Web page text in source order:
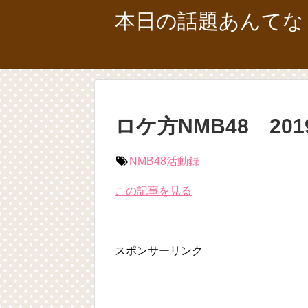
本日の話題あんてな
ロケ方NMB48
NMB48活動録
この記事を見る
スポンサーリンク